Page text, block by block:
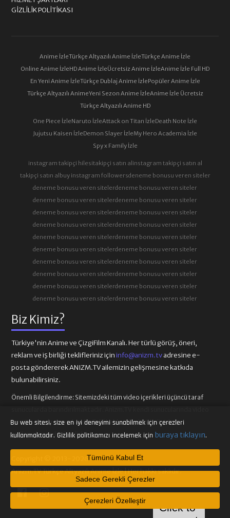
Biz Kimiz?
Türkiye'nin Anime ve ÇizgiFilm Kanalı. Her türlü görüş, öneri,
reklam ve iş birliği teklifleriniz içininfo@anizm.tvadresine e-
posta göndererek ANIZM.TV ailemizin gelişmesine katkıda
bulunabilirsiniz.
Önemli Bilgilendirme: Sitemizdeki tüm video içerikleri üçüncü taraf
içeriği barındırmamaktadır. Telif hakkı talepleri ilgili video
sağlayıcılarına iletilmelidir.
Copyright © 2013-2026
Anizm.TV Türkçe Altyazılı Anime İzle | Her hakkı saklıdır.
GIZLILIK POLITIKASI
Anime İzleTürkçe Altyazılı Anime İzleTürkçe Anime İzle
Online Anime İzleHD Anime İzleÜcretsiz Anime İzleAnime İzle Full HD
En Yeni Anime İzleTürkçe Dublaj Anime İzlePopüler Anime İzle
Türkçe Altyazılı AnimeYeni Sezon Anime İzleAnime İzle Ücretsiz
Türkçe Altyazılı Anime HD
One Piece İzleNaruto İzleAttack on Titan İzleDeath Note İzle
Jujutsu Kaisen İzleDemon Slayer İzleMy Hero Academia İzle
Spy x Family İzle
instagram takipçi hilesitakipçi satın alinstagram takipçi satın al
takipçi satın albuy instagram followersdeneme bonusu veren siteler
deneme bonusu veren sitelerdeneme bonusu veren siteler
deneme bonusu veren sitelerdeneme bonusu veren siteler
deneme bonusu veren sitelerdeneme bonusu veren siteler
deneme bonusu veren sitelerdeneme bonusu veren siteler
deneme bonusu veren sitelerdeneme bonusu veren siteler
deneme bonusu veren sitelerdeneme bonusu veren siteler
deneme bonusu veren sitelerdeneme bonusu veren siteler
deneme bonusu veren sitelerdeneme bonusu veren siteler
deneme bonusu veren sitelerdeneme bonusu veren siteler
deneme bonusu veren sitelerdeneme bonusu veren siteler
Bu web sitesi, size en iyi deneyimi sunabilmek için çerezleri
kullanmaktadır. Gizlilik politikamızı incelemek için buraya tıklayın.
Tümünü Kabul Et
Sadece Gerekli Çerezler
Çerezleri Özelleştir